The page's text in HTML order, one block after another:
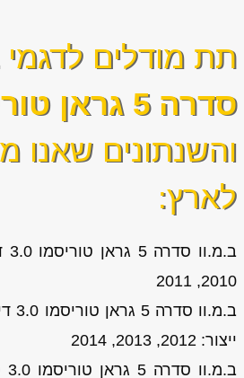
תת מודלים לדגמי
סדרה 5 גראן טוריסמו
והשנתונים שאנו
לארץ:
2010, 2011
ייצור: 2012, 2013, 2014